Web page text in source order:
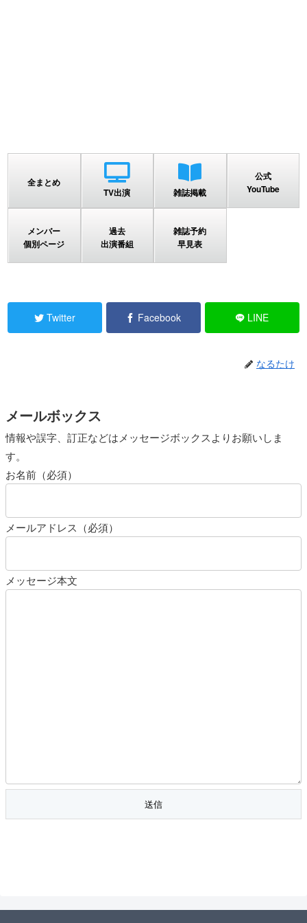
全まとめ
TV出演
雑誌掲載
公式
YouTube
メンバー
個別ページ
過去
出演番組
雑誌予約
早見表
Twitter Facebook LINE
なるたけ
メールボックス
情報や誤字、訂正などはメッセージボックスよりお願いしま
す。
お名前（必須）
メールアドレス（必須）
メッセージ本文